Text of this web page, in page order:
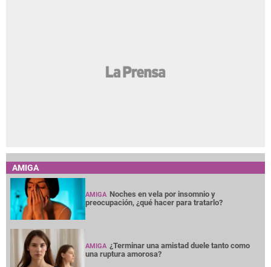
AMIGA
AMIGA Noches en vela por insomnio y
preocupación, ¿qué hacer para tratarlo?
AMIGA ¿Terminar una amistad duele tanto como
una ruptura amorosa?